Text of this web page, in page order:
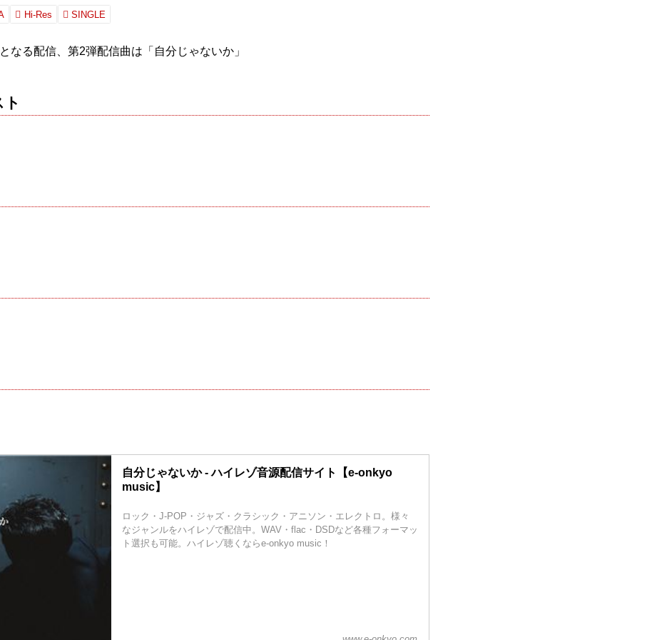
Hi-Res SINGLE
なる配信、第2弾配信曲は「自分じゃないか」
自分じゃないか - ハイレゾ音源配信サイト【e-onkyo
music】
ロック・J-POP・ジャズ・クラシック・アニソン・エレクトロ。様々
なジャンルをハイレゾで配信中。WAV・flac・DSDなど各種フォーマッ
ト選択も可能。ハイレゾ聴くならe-onkyo music！